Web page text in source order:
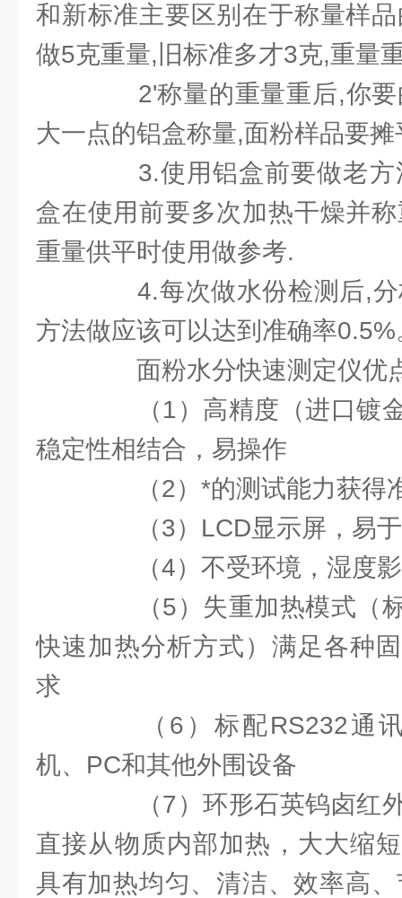
和新标准主要区别在于称量样
做5克重量,旧标准多才3克,重量
2'称量的重量重后,你要
大一点的铝盒称量,面粉样品要摊
3.使用铝盒前要做老方
盒在使用前要多次加热干燥并
重量供平时使用做参考.
4.每次做水份检测后,分
方法做应该可以达到准确率0.5%
面粉水分快速测定仪优
（1）高精度（进口镀金
稳定性相结合，易操作
（2）*的测试能力获得
（3）LCD显示屏，易于
（4）不受环境，湿度影
（5）失重加热模式（标
快速加热分析方式）满足各种
求
（6）标配RS232通讯
机、PC和其他外围设备
（7）环形石英钨卤红外
直接从物质内部加热，大大缩
具有加热均匀、清洁、效率高